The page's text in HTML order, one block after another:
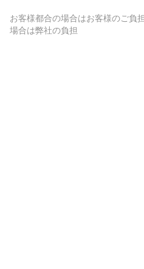
お客様都合の場合はお客様のご負
場合は弊社の負担